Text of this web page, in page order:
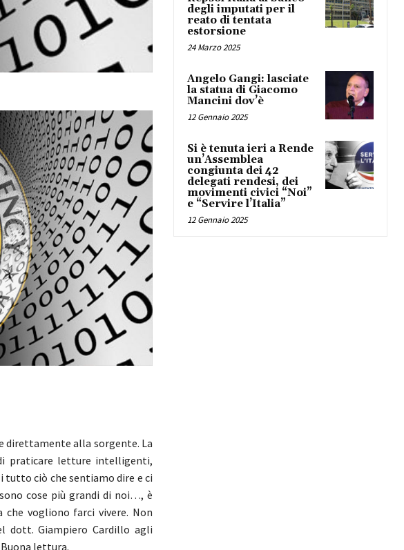
direttamente alla sorgente. La
praticare letture intelligenti,
tutto ciò che sentiamo dire e ci
cose più grandi di noi…, è
vogliono farci vivere. Non
dott. Giampiero Cardillo agli
lettura.
degli imputati per il
reato di tentata
estorsione
24 Marzo 2025
Angelo Gangi: lasciate
la statua di Giacomo
Mancini dov’è
12 Gennaio 2025
Si è tenuta ieri a Rende
un’Assemblea
congiunta dei 42
delegati rendesi, dei
movimenti civici “Noi”
e “Servire l’Italia”
12 Gennaio 2025